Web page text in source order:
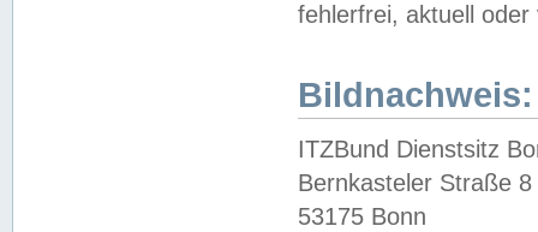
fehlerfrei, aktuell oder
Bildnachweis:
ITZBund Dienstsitz
Bernkasteler Straße 8
53175 Bonn